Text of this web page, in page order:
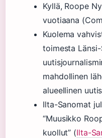
Kyllä, Roope
vuotiaana
Kuolema
toimesta
mahdollinen
alueellinen
Ilta-Sanomat
“Muusikko
kuollut” (Ilta-